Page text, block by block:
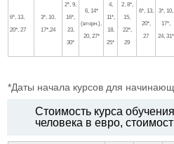
6*, 13,
20*, 27
3*, 10,
17*,24
2*, 9,
16*,
23,
30*
6, 14*
(вторн.),
20, 27*
4,
11*,
18,
25*
2, 8*,
15,
22*,
29
6*, 13,
20*,
27
3*, 10,
17*,
24, 31*
*Даты начала курсов для
Стоимость курса
человека в евро,